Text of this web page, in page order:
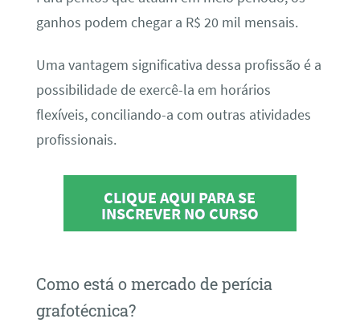
ganhos podem chegar a R$ 20 mil mensais.
Uma vantagem significativa dessa profissão é a
possibilidade de exercê-la em horários
flexíveis, conciliando-a com outras atividades
profissionais.
CLIQUE AQUI PARA SE
INSCREVER NO CURSO
Como está o mercado de perícia
grafotécnica?